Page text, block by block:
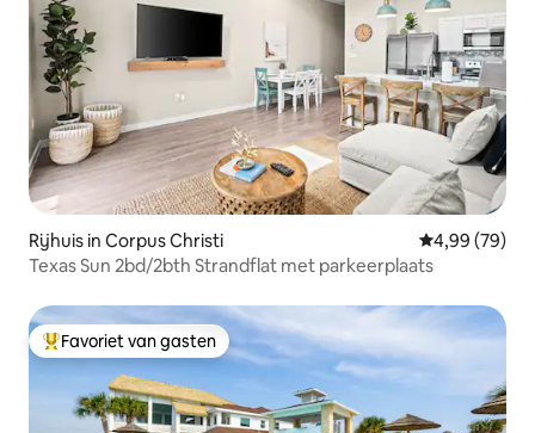
Rijhuis in Corpus Christi Gemiddelde
4,99 (79)
Texas Sun 2bd/2bth Strandflat met parkeerplaats
Topfavoriet van gasten
Favoriet van gasten